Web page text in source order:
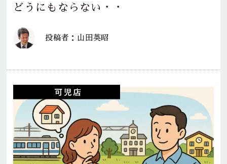
どうにもならない・・
投稿者：山田英昭